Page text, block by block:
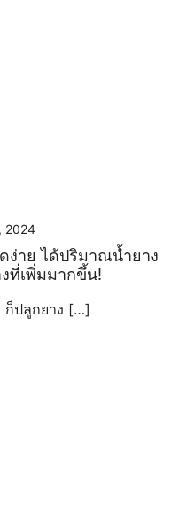
2024
ง่าย ได้ปริมาณน้ำยาง
ที่เพิ่มมากขึ้น!
ก็ปลูกยาง […]